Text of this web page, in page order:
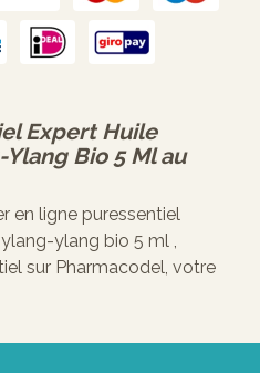
Expert Huile
Bio 5 Mlau
en ligne puressentiel
ylang bio 5 ml ,
sur Pharmacodel, votre